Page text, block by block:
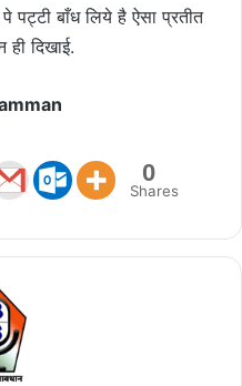
पट्टी बाँध लिये है ऐसा प्रतीत
दिखाई.
0
Shares